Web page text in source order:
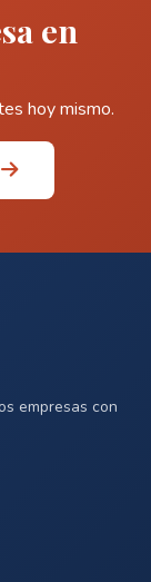
en
hoy mismo.
empresas con